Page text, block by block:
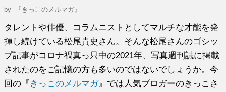
by 『きっこのメルマガ』
タレントや俳優、コラムニストとしてマルチな才能を発
揮し続けている松尾貴史さん。そんな松尾さんのゴシッ
プ記事がコロナ禍真っ只中の2021年、写真週刊誌に掲載
されたのをご記憶の方も多いのではないでしょうか。今
回の『 きっこのメルマガ』では人気ブロガーのきっこさ